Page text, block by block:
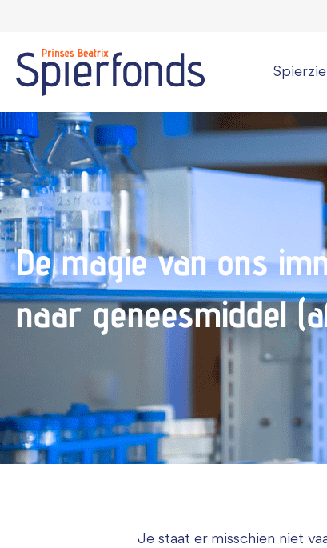
Wat is
Kan
De magie van ons
naar geneesmiddel
Je staat er misschien niet